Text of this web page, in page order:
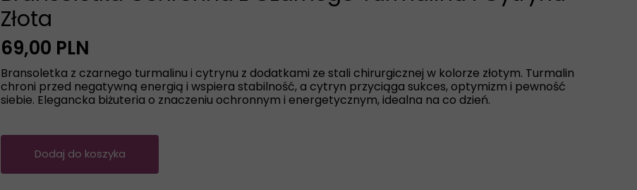
Rak
Lew
Panna
Waga
Skorpion
Dodaj do koszyka
Bransoletka z czarnego turmalinu i cytrynu z dodatkami ze stali chirurgicznej w kolorze złotym. Turmalin
chroni przed negatywną energią i wspiera stabilność, a cytryn przyciąga sukces, optymizm i pewność
siebie. Elegancka biżuteria o znaczeniu ochronnym i energetycznym, idealna na co dzień.
69,00 PLN
Złota